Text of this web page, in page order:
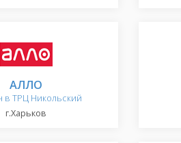
АЛЛО
в ТРЦ Никольский
г.Харьков